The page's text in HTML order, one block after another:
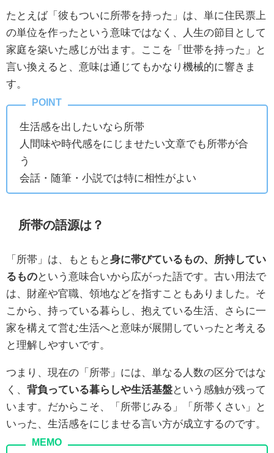
たとえば「彼もついに所帯を持った」は、単に住民票上
の単位を作ったという意味ではなく、人生の節目として
家庭を築いた感じが出ます。ここを「世帯を持った」と
言い換えると、意味は通じてもかなり機械的に響きま
す。
生活感を出したいなら所帯
人間味や時代感をにじませたい文章でも所帯が合
う
会話・随筆・小説では特に相性がよい
所帯の語源は？
「所帯」は、もともと身に帯びているもの、所持してい
るものという意味合いから広がった語です。古い用法で
は、財産や官職、領地などを指すこともありました。そ
こから、持っている暮らし、抱えている生活、さらに一
家を構えて営む生活へと意味が展開していったと考える
と理解しやすいです。
つまり、現在の「所帯」には、単なる人数の区分ではな
く、 背負っている暮らしや生活基盤という感触が残って
います。だからこそ、「所帯じみる」「所帯くさい」と
いった、生活感をにじませる言い方が成立するのです。